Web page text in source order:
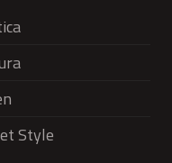
Style